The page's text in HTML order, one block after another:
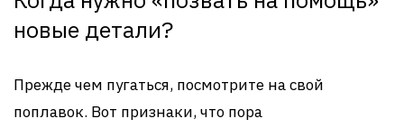
новые детали?
Прежде чем пугаться, посмотрите на свой
поплавок. Вот признаки, что пора